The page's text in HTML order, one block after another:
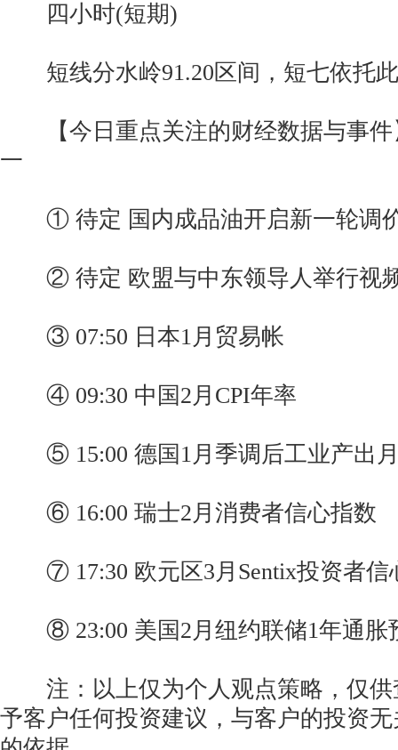
四小时(短期)
短线分水岭91.20区间，短七依托
【今日重点关注的财经数据与事件
一
① 待定 国内成品油开启新一轮调
② 待定 欧盟与中东领导人举行视
③ 07:50 日本1月贸易帐
④ 09:30 中国2月CPI年率
⑤ 15:00 德国1月季调后工业产出
⑥ 16:00 瑞士2月消费者信心指数
⑦ 17:30 欧元区3月Sentix投资者信
⑧ 23:00 美国2月纽约联储1年通胀
注：以上仅为个人观点策略，仅供
予客户任何投资建议，与客户的投资